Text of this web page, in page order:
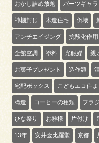
おかし詰め放題 パーツギャラ
神棚封じ 木造住宅 倒壊
アンチエイジング 抗酸化作用
全館空調 塗料 光触媒 親
お菓子プレゼント 造作額
宅配ボックス こどもエコ住
構造 コーヒーの種類 ブラ
ひな祭り お雛様 片付け
13年 安井金比羅堂 京都